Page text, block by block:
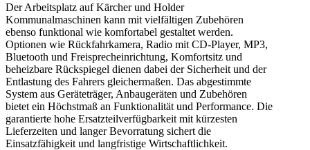
Der Arbeitsplatz auf Kärcher und Holder
Kommunalmaschinen kann mit vielfältigen Zubehören
ebenso funktional wie komfortabel gestaltet werden.
Optionen wie Rückfahrkamera, Radio mit CD-Player, MP3,
Bluetooth und Freisprecheinrichtung, Komfortsitz und
beheizbare Rückspiegel dienen dabei der Sicherheit und der
Entlastung des Fahrers gleichermaßen. Das abgestimmte
System aus Geräteträger, Anbaugeräten und Zubehören
bietet ein Höchstmaß an Funktionalität und Performance. Die
garantierte hohe Ersatzteilverfügbarkeit mit kürzesten
Lieferzeiten und langer Bevorratung sichert die
Einsatzfähigkeit und langfristige Wirtschaftlichkeit.